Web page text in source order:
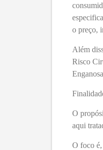
o preço,
Além
Risco
O
aqui
O foco é,